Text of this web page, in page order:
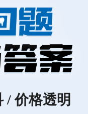
/ 价格透明